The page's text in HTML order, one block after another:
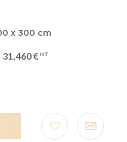
x 300 cm
31,460 €